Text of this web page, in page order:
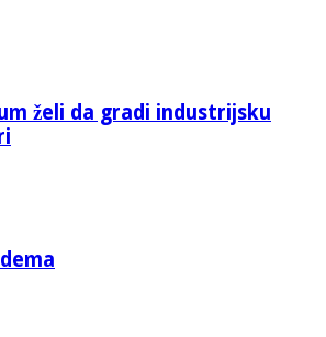
želi da gradi industrijsku